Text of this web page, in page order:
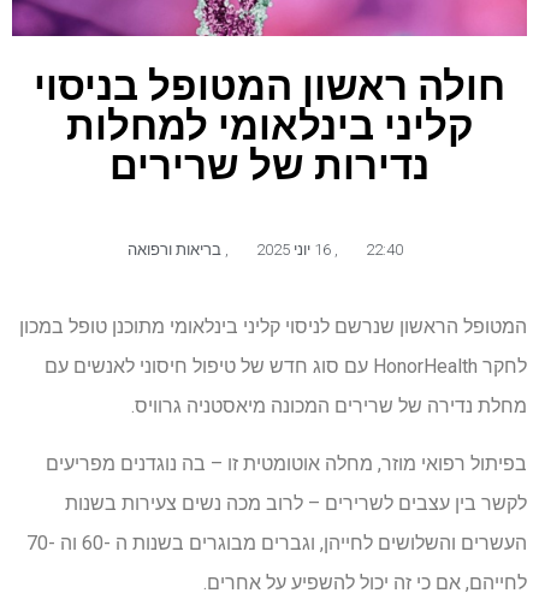
חולה ראשון המטופל בניסוי
קליני בינלאומי למחלות
נדירות של שרירים
22:40 16 יוני 2025 בריאות ורפואה
המטופל הראשון שנרשם לניסוי קליני בינלאומי מתוכנן טופל במכון
לחקר HonorHealth עם סוג חדש של טיפול חיסוני לאנשים עם
מחלת נדירה של שרירים המכונה מיאסטניה גרוויס.
בפיתול רפואי מוזר, מחלה אוטומטית זו – בה נוגדנים מפריעים
לקשר בין עצבים לשרירים – לרוב מכה נשים צעירות בשנות
העשרים והשלושים לחייהן, וגברים מבוגרים בשנות ה -60 וה -70
לחייהם, אם כי זה יכול להשפיע על אחרים.